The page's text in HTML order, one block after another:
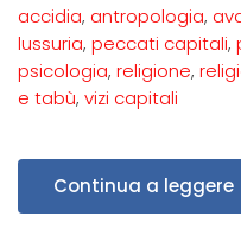
accidia, antropologia,
lussuria, peccati capitali,
psicologia, religione,
e tabù, vizi capitali
Continua a leggere